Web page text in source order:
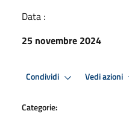
Data :
25 novembre 2024
Condividi Vedi azioni
Categorie: